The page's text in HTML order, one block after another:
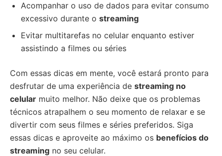
Acompanhar o uso de dados para evitar consumo
excessivo durante o streaming
Evitar multitarefas no celular enquanto estiver
assistindo a filmes ou séries
Com essas dicas em mente, você estará pronto para
desfrutar de uma experiência de streaming no
celular muito melhor. Não deixe que os problemas
técnicos atrapalhem o seu momento de relaxar e se
divertir com seus filmes e séries preferidos. Siga
essas dicas e aproveite ao máximo os benefícios do
streaming no seu celular.